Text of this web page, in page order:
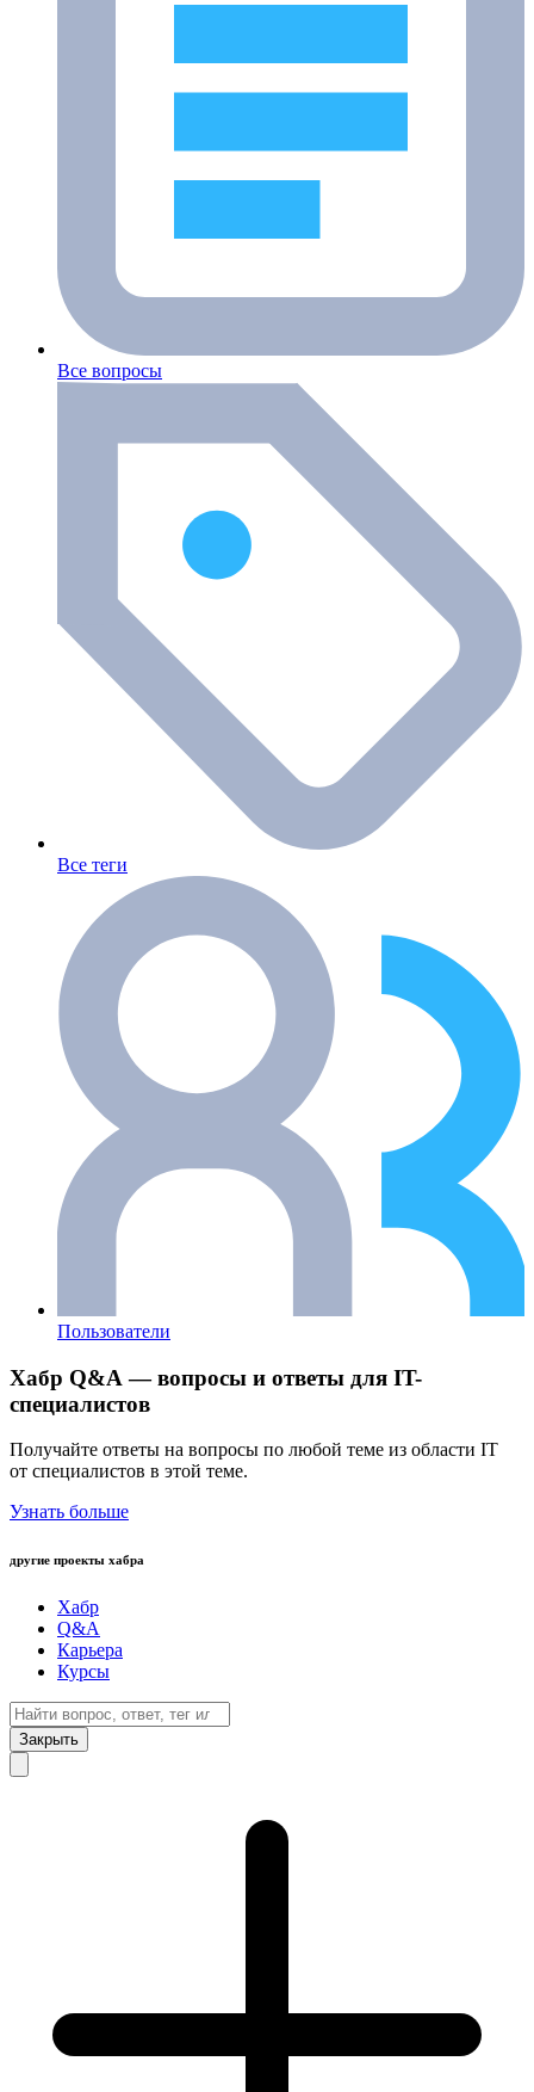
Все вопросы
Все теги
Пользователи
Хабр Q&A — вопросы и ответы для IT-
специалистов
Получайте ответы на вопросы по любой теме из области IT
от специалистов в этой теме.
Узнать больше
другие проекты хабра
Хабр
Q&A
Карьера
Курсы
Закрыть